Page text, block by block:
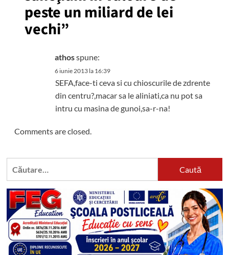
peste un miliard de lei
vechi”
athosspune:
6 iunie 2013 la 16:39
SEFA,face-ti ceva si cu chioscurile de zdrente
din centru?,macar sa le aliniati,ca nu pot sa
intru cu masina de gunoi,sa-r-na!
Comments are closed.
Caută